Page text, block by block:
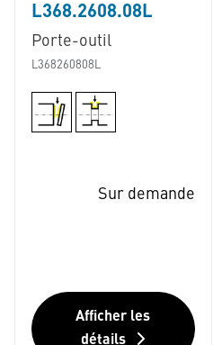
L368.2608.08L
Porte-outil
L368260808L
Sur demande
Afficher les
détails